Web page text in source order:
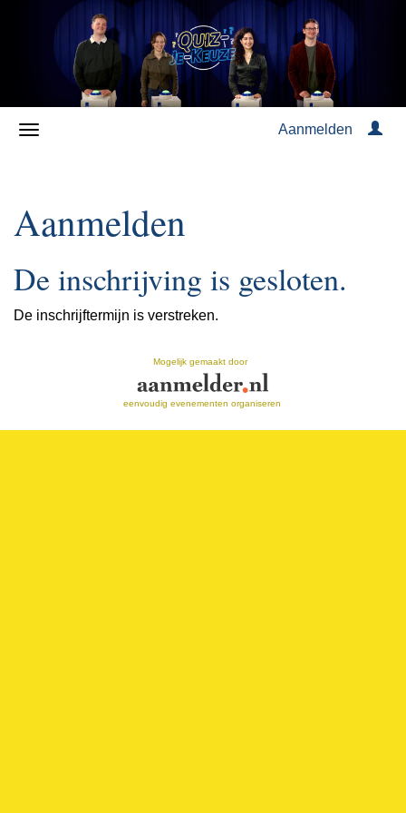
Aanmelden
Aanmelden
De inschrijving is gesloten.
De inschrijftermijn is verstreken.
Mogelijk gemaakt door
eenvoudig evenementen organiseren